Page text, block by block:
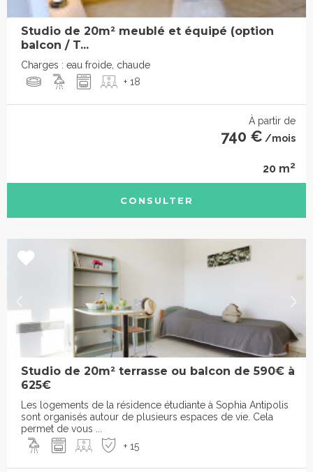
Studio de 20m² meublé et équipé (option
balcon / T...
Charges : eau froide, chaude
+ 18
À partir de
740 € /mois
20 m2
CONSULTER
Studio de 20m² terrasse ou balcon de 590€ à
625€
Les logements de la résidence étudiante à Sophia Antipolis
sont organisés autour de plusieurs espaces de vie. Cela
permet de vous ...
+ 15